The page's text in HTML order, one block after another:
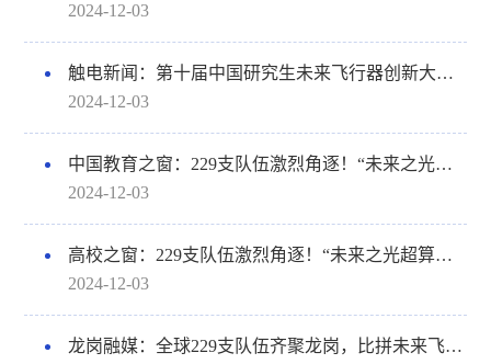
2024-12-03
触电新闻：第十届中国研究生未来飞行器创新大赛在深圳北理莫斯科大学落幕
2024-12-03
中国教育之窗：229支队伍激烈角逐！“未来之光超算杯”第十届中国研究生未来飞行器创新大赛在深圳北理莫斯科大学圆满落幕
2024-12-03
高校之窗：229支队伍激烈角逐！“未来之光超算杯”第十届中国研究生未来飞行器创新大赛在深圳北理莫斯科大学圆满落幕
2024-12-03
龙岗融媒：全球229支队伍齐聚龙岗，比拼未来飞行器创意！